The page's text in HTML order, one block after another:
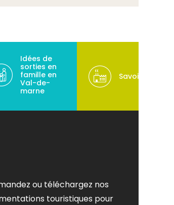
Idées de
sorties en
famille en
Val-de-
marne
Savoir-faire
ou téléchargez nos
touristiques pour